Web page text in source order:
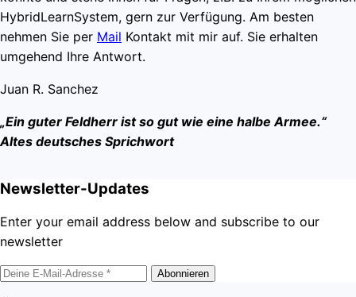
HybridLearnSystem, gern zur Verfügung. Am besten
nehmen Sie per Mail Kontakt mit mir auf. Sie erhalten
umgehend Ihre Antwort.
Juan R. Sanchez
„Ein guter Feldherr ist so gut wie eine halbe Armee.“
Altes deutsches Sprichwort
Newsletter-Updates
Enter your email address below and subscribe to our
newsletter
Abonnieren